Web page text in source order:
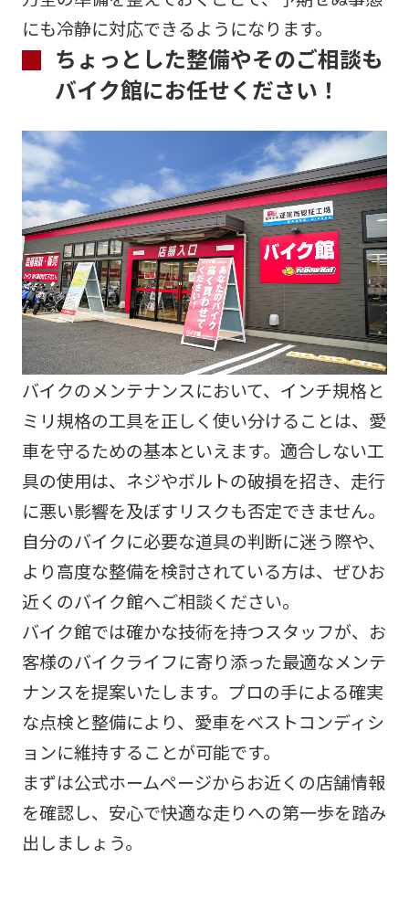
にも冷静に対応できるようになります。
ちょっとした整備やそのご相談も
バイク館にお任せください！
バイクのメンテナンスにおいて、インチ規格と
ミリ規格の工具を正しく使い分けることは、愛
車を守るための基本といえます。適合しない工
具の使用は、ネジやボルトの破損を招き、走行
に悪い影響を及ぼすリスクも否定できません。
自分のバイクに必要な道具の判断に迷う際や、
より高度な整備を検討されている方は、ぜひお
近くのバイク館へご相談ください。
バイク館では確かな技術を持つスタッフが、お
客様のバイクライフに寄り添った最適なメンテ
ナンスを提案いたします。プロの手による確実
な点検と整備により、愛車をベストコンディシ
ョンに維持することが可能です。
まずは公式ホームページからお近くの店舗情報
を確認し、安心で快適な走りへの第一歩を踏み
出しましょう。